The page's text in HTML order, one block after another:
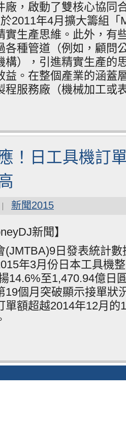
廠，啟動了雙核心協同
2011年4月擴大籌組「
實生產思維。此外，有
各種管道（例如，顧問
構），引進精實生產的
益。在整個產業的涵蓋
程服務廠（機械加工或
！日工具機訂
新聞2015
新聞】
(JMTBA)9日發表統計
年3月份日本工具機
14.6%至1,470.94億日
19個月突破顯示接單狀
單額超越2014年12月的